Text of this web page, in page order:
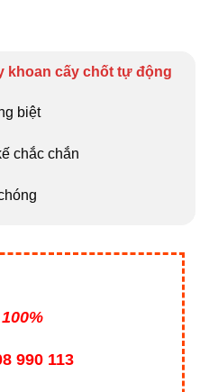
khoan cấy chốt tự động
biệt
chắc chắn
100%
990 113